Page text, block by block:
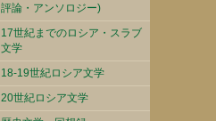
評論・アンソロジー)
17世紀までのロシア・スラブ
文学
18-19世紀ロシア文学
20世紀ロシア文学